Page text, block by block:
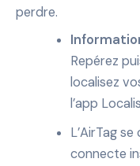
perdre.
Repérez
localisez
l’app
L’AirTag
connecte